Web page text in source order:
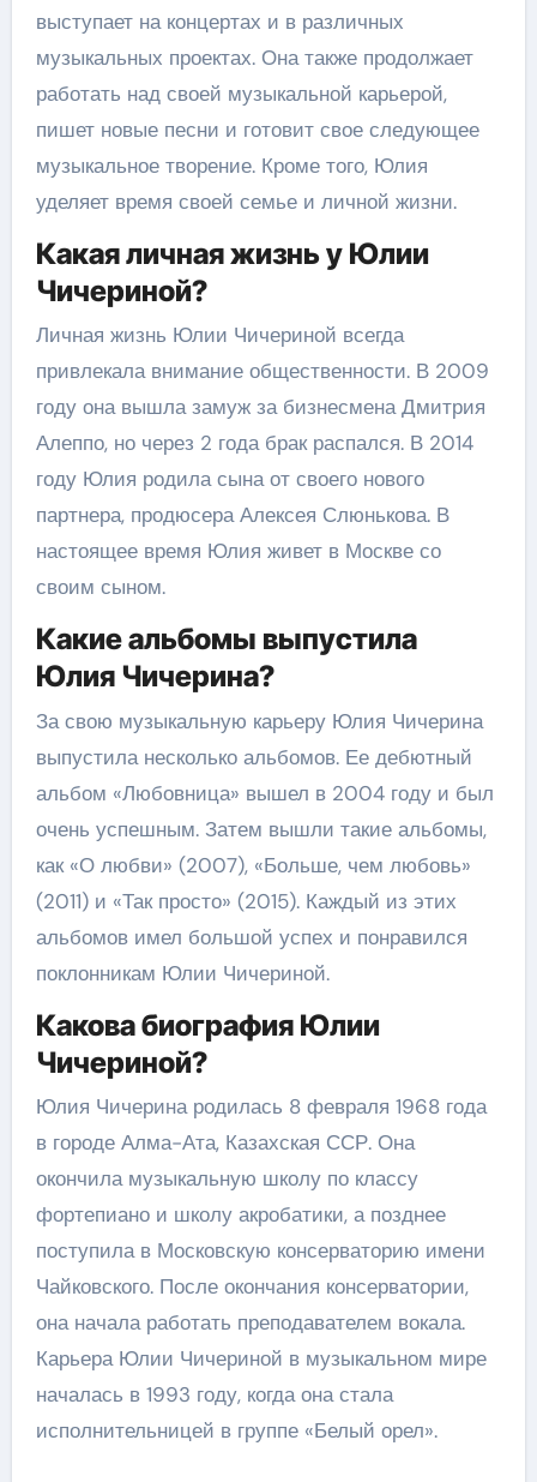
выступает на концертах и в различных
музыкальных проектах. Она также продолжает
работать над своей музыкальной карьерой,
пишет новые песни и готовит свое следующее
музыкальное творение. Кроме того, Юлия
уделяет время своей семье и личной жизни.
Какая личная жизнь у Юлии
Чичериной?
Личная жизнь Юлии Чичериной всегда
привлекала внимание общественности. В 2009
году она вышла замуж за бизнесмена Дмитрия
Алеппо, но через 2 года брак распался. В 2014
году Юлия родила сына от своего нового
партнера, продюсера Алексея Слюнькова. В
настоящее время Юлия живет в Москве со
своим сыном.
Какие альбомы выпустила
Юлия Чичерина?
За свою музыкальную карьеру Юлия Чичерина
выпустила несколько альбомов. Ее дебютный
альбом «Любовница» вышел в 2004 году и был
очень успешным. Затем вышли такие альбомы,
как «О любви» (2007), «Больше, чем любовь»
(2011) и «Так просто» (2015). Каждый из этих
альбомов имел большой успех и понравился
поклонникам Юлии Чичериной.
Какова биография Юлии
Чичериной?
Юлия Чичерина родилась 8 февраля 1968 года
в городе Алма-Ата, Казахская ССР. Она
окончила музыкальную школу по классу
фортепиано и школу акробатики, а позднее
поступила в Московскую консерваторию имени
Чайковского. После окончания консерватории,
она начала работать преподавателем вокала.
Карьера Юлии Чичериной в музыкальном мире
началась в 1993 году, когда она стала
исполнительницей в группе «Белый орел».